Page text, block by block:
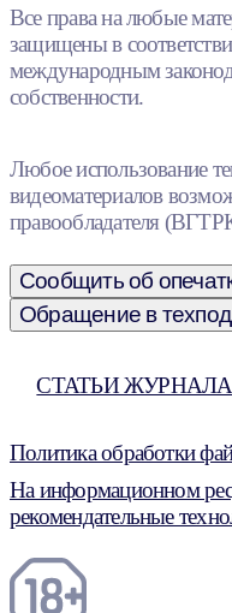
Все права на любые
защищены в
международным
собственности.
Любое использование
видеоматериалов
правообладателя
Сообщить об
Обращение в
СТАТЬИ ЖУРНАЛА
Политика обработки
На информационном
рекомендательные